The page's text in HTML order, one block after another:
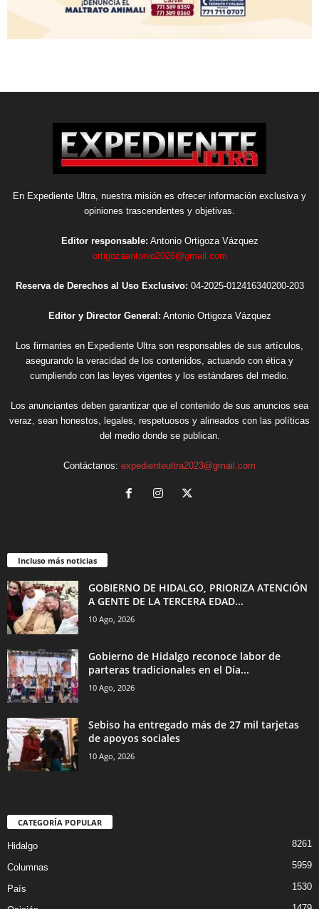
En Expediente Ultra, nuestra misión es ofrecer información exclusiva y
opiniones trascendentes y objetivas.
Editor responsable: Antonio Ortigoza Vázquez
ortigozaantonio2026@gmail.com
Reserva de Derechos al Uso Exclusivo: 04-2025-012416340200-203
Editor y Director General: Antonio Ortigoza Vázquez
Los firmantes en Expediente Ultra son responsables de sus artículos,
asegurando la veracidad de los contenidos, actuando con ética y
cumpliendo con las leyes vigentes y los estándares del medio.
Los anunciantes deben garantizar que el contenido de sus anuncios sea
veraz, sean honestos, legales, respetuosos y alineados con las políticas
del medio donde se publican.
Contáctanos: expedienteultra2023@gmail.com
Incluso más noticias
GOBIERNO DE HIDALGO, PRIORIZA ATENCIÓN
A GENTE DE LA TERCERA EDAD...
10 Ago, 2026
Gobierno de Hidalgo reconoce labor de
parteras tradicionales en el Día...
10 Ago, 2026
Sebiso ha entregado más de 27 mil tarjetas
de apoyos sociales
10 Ago, 2026
CATEGORÍA POPULAR
Hidalgo 8261
Columnas 5959
País 1530